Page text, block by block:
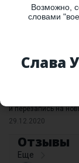
Проекту Sigma
Узнайте, какой
29.12.2020
и перезапись на
Отзывы
Еще
Возможно,
словами
Слава